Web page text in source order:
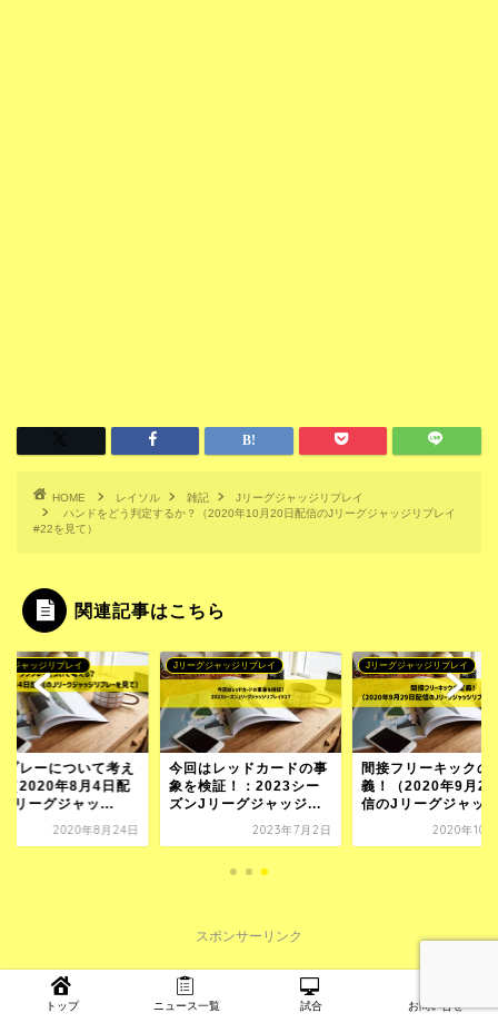
HOME レイソル 雑記
Jリーグジャッジリプレイ
ハンドをどう判定するか？（2020年10月20日配信のJリーグジャッジリプレイ
#22を見て）
関連記事はこちら
グジャッジリプレイ
プレーについて考え
（2020年8月4日配
Jリーグジャッ...
2020年8月24日
Jリーグジャッジリプレイ
今回はレッドカードの事
象を検証！：2023シー
ズンJリーグジャッジ...
2023年7月2日
Jリーグジャッジリプレイ
間接フリーキックの
義！（2020年9月29
信のJリーグジャッ...
2020年10
スポンサーリンク
トップ ニュース一覧 試合 お問い合せ